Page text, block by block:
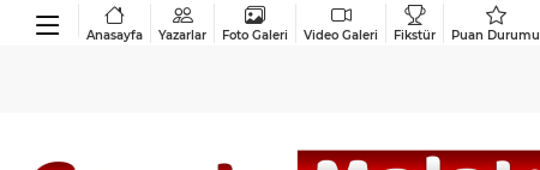
Anasayfa Yazarlar Foto Galeri Video Galeri Fikstür Puan Durumu